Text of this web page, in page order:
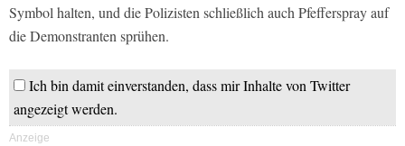
Symbol halten, und die Polizisten schließlich auch Pfefferspray auf
die Demonstranten sprühen.
Ich bin damit einverstanden, dass mir Inhalte von Twitter
angezeigt werden.
Anzeige